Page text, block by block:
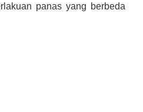
panas yang berbeda